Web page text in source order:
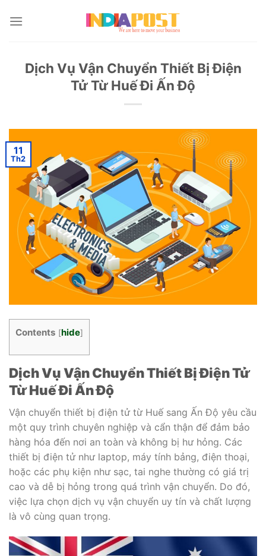
Dịch Vụ Vận Chuyển Thiết Bị Điện
Tử Từ Huế Đi Ấn Độ
11
Th2
Contents [hide]
Dịch Vụ Vận Chuyển Thiết Bị Điện Tử
Từ Huế Đi Ấn Độ
Vận chuyển thiết bị điện tử từ Huế sang Ấn Độ yêu cầu
một quy trình chuyên nghiệp và cẩn thận để đảm bảo
hàng hóa đến nơi an toàn và không bị hư hỏng. Các
thiết bị điện tử như laptop, máy tính bảng, điện thoại,
hoặc các phụ kiện như sạc, tai nghe thường có giá trị
cao và dễ bị hỏng trong quá trình vận chuyển. Do đó,
việc lựa chọn dịch vụ vận chuyển uy tín và chất lượng
là vô cùng quan trọng.